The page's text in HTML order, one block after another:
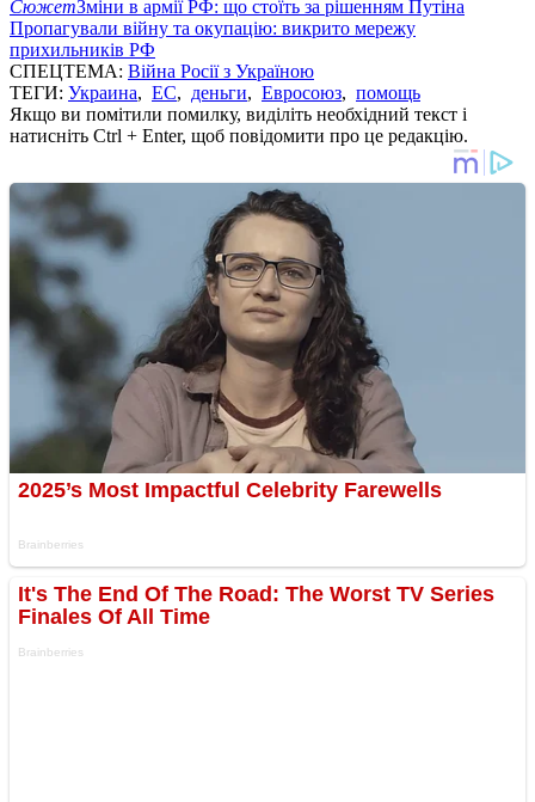
СюжетЗміни в армії РФ: що стоїть за рішенням Путіна
Пропагували війну та окупацію: викрито мережу
прихильників РФ
СПЕЦТЕМА: Війна Росії з Україною
ТЕГИ: Украина, ЕС, деньги, Евросоюз, помощь
Якщо ви помітили помилку, виділіть необхідний текст і
натисніть Ctrl + Enter, щоб повідомити про це редакцію.